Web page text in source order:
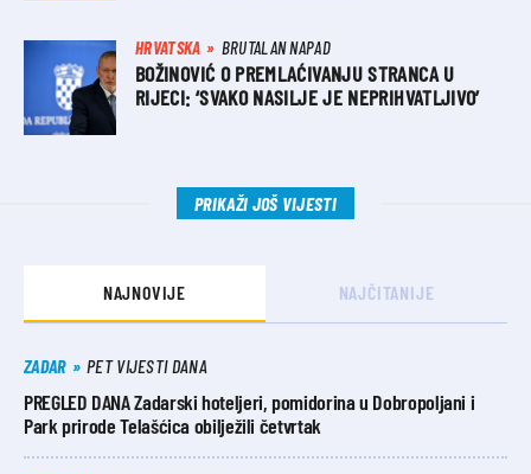
HRVATSKA BRUTALAN NAPAD
BOŽINOVIĆ O PREMLAĆIVANJU STRANCA U
RIJECI: ‘SVAKO NASILJE JE NEPRIHVATLJIVO’
PRIKAŽI JOŠ VIJESTI
NAJNOVIJE NAJČITANIJE
ZADAR PET VIJESTI DANA
PREGLED DANA Zadarski hoteljeri, pomidorina u Dobropoljani i
Park prirode Telašćica obilježili četvrtak